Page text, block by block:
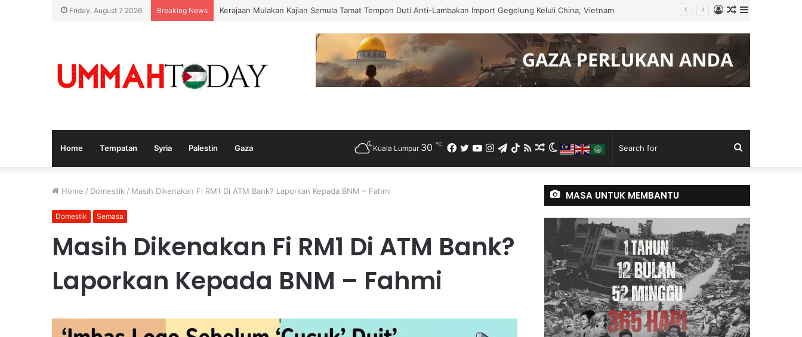
Friday, August 7 2026 Breaking News Kerajaan Mulakan Kajian Semula Tamat Tempoh Duti Anti-Lambakan Import Gegelung Keluli China, Vietnam
Random
Article
Log
In
Home Tempatan Syria Palestin Gaza
for
Switch
skin
Random
Article
RSS
TikTok
Telegram
Instagram
YouTube
Twitter
Facebook
Kuala Lumpur 30 ℃
Home / Domestik / Masih Dikenakan Fi RM1 Di ATM Bank? Laporkan Kepada BNM – Fahmi
Domestik Semasa
Masih Dikenakan Fi RM1 Di ATM Bank?
Laporkan Kepada BNM – Fahmi
MASA UNTUK MEMBANTU